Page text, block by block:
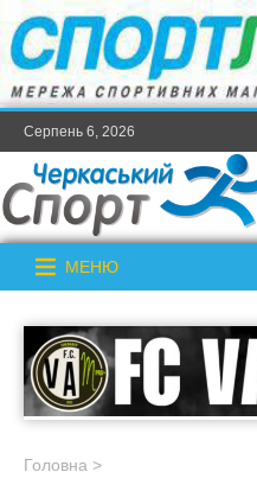
Серпень 6, 2026
МЕНЮ
Головна >